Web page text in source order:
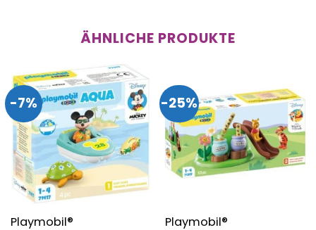
ÄHNLICHE PRODUKTE
-7%
Playmobil®
-25%
Playmobil®